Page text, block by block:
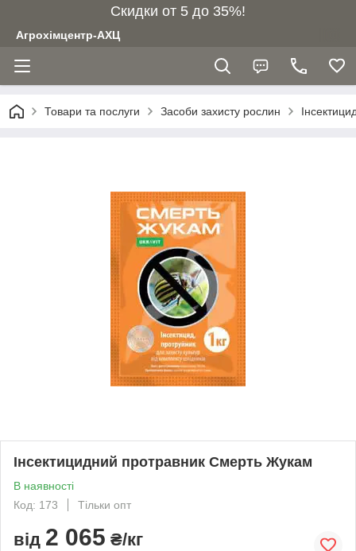
Скидки от 5 до 35%!
Агрохімцентр-АХЦ
Товари та послуги Засоби захисту рослин
Інсектицидний протравник Смерть Жукам
В наявності
Код: 173
Тільки опт
від 2 065 ₴/кг